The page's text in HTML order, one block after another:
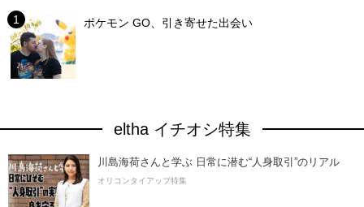
ポケモン GO、引き寄せた出会い
eltha イチオシ特集
川島海荷さんと学ぶ 日常に潜む“人身取引”のリアル
オリコンタイアップ特集